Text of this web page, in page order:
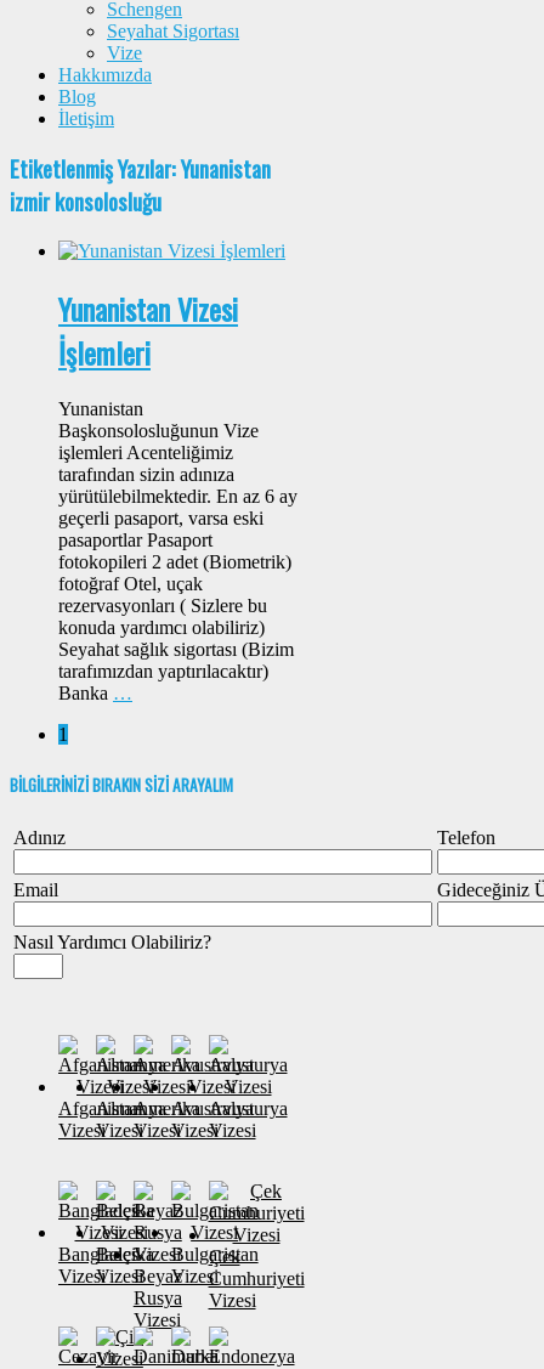
Schengen
Seyahat Sigortası
Vize
Hakkımızda
Blog
İletişim
Etiketlenmiş Yazılar: Yunanistan
izmir konsolosluğu
Yunanistan Vizesi
İşlemleri
Yunanistan
Başkonsolosluğunun Vize
işlemleri Acenteliğimiz
tarafından sizin adınıza
yürütülebilmektedir. En az 6 ay
geçerli pasaport, varsa eski
pasaportlar Pasaport
fotokopileri 2 adet (Biometrik)
fotoğraf Otel, uçak
rezervasyonları ( Sizlere bu
konuda yardımcı olabiliriz)
Seyahat sağlık sigortası (Bizim
tarafımızdan yaptırılacaktır)
Banka …
1
BİLGİLERİNİZİ BIRAKIN SİZİ ARAYALIM
Adınız Telefon
Email Gideceğiniz
Nasıl Yardımcı Olabiliriz?
Afganistan
Vizesi
Almanya
Vizesi
Amerika
Vizesi
Avustralya
Vizesi
Avusturya
Vizesi
Banglades
Vizesi
Belçika
VizesiBeyaz
Rusya
Vizesi
Bulgaristan
Vizesi
Çek
Cumhuriyeti
Vizesi